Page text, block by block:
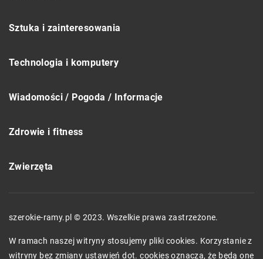
Sztuka i zainteresowania
Technologia i komputery
Wiadomości / Pogoda / Informacje
Zdrowie i fitness
Zwierzęta
szerokie-ramy.pl © 2023. Wszelkie prawa zastrzeżone.
W ramach naszej witryny stosujemy pliki cookies. Korzystanie z
witryny bez zmiany ustawień dot. cookies oznacza, że będą one